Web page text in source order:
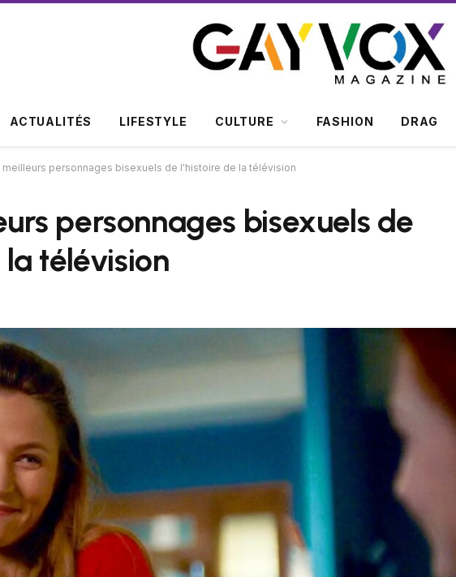
ACTUALITÉS LIFESTYLE CULTURE FASHION DRAG
meilleurs personnages bisexuels de l'histoire de la télévision
personnages bisexuels de
télévision